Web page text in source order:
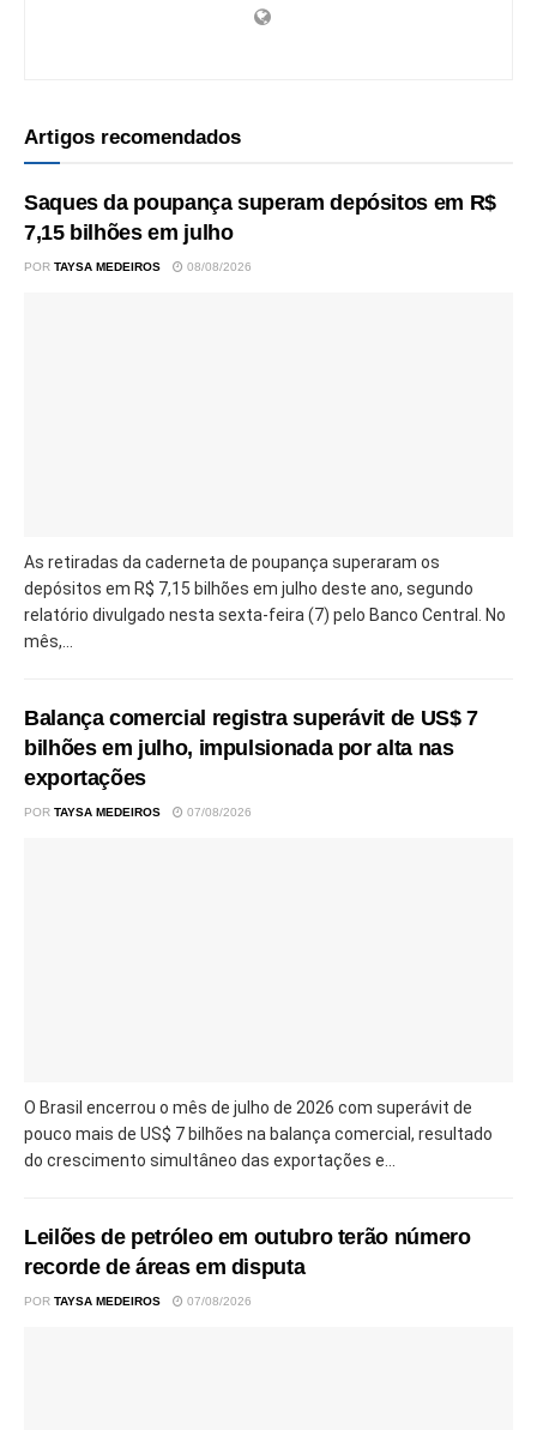
Artigos recomendados
Saques da poupança superam depósitos em R$
7,15 bilhões em julho
POR TAYSA MEDEIROS 08/08/2026
As retiradas da caderneta de poupança superaram os
depósitos em R$ 7,15 bilhões em julho deste ano, segundo
relatório divulgado nesta sexta-feira (7) pelo Banco Central. No
mês,...
Balança comercial registra superávit de US$ 7
bilhões em julho, impulsionada por alta nas
exportações
POR TAYSA MEDEIROS 07/08/2026
O Brasil encerrou o mês de julho de 2026 com superávit de
pouco mais de US$ 7 bilhões na balança comercial, resultado
do crescimento simultâneo das exportações e...
Leilões de petróleo em outubro terão número
recorde de áreas em disputa
POR TAYSA MEDEIROS 07/08/2026